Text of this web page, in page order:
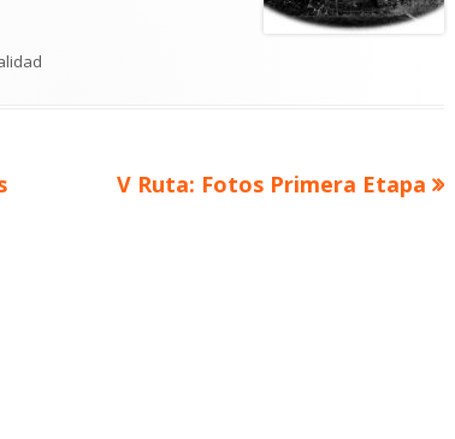
Artículo
V Ruta: Fotos Primera Etapa